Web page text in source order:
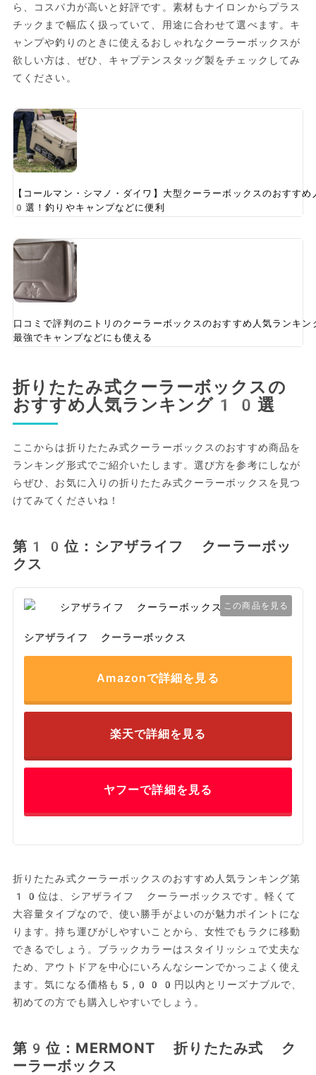
ら、コスパ力が高いと好評です。素材もナイロンからプラス
チックまで幅広く扱っていて、用途に合わせて選べます。キ
ャンプや釣りのときに使えるおしゃれなクーラーボックスが
欲しい方は、ぜひ、キャプテンスタッグ製をチェックしてみ
てください。
【コールマン・シマノ・ダイワ】大型クーラーボックスのおすす
0選！釣りやキャンプなどに便利
口コミで評判のニトリのクーラーボックスのおすすめ人気ラン
最強でキャンプなどにも使える
折りたたみ式クーラーボックスの
おすすめ人気ランキング10選
ここからは折りたたみ式クーラーボックスのおすすめ商品を
ランキング形式でご紹介いたします。選び方を参考にしなが
らぜひ、お気に入りの折りたたみ式クーラーボックスを見つ
けてみてくださいね！
第10位：シアザライフ クーラーボッ
クス
この商品を見る
シアザライフ クーラーボックス
Amazonで詳細を見る
楽天で詳細を見る
ヤフーで詳細を見る
折りたたみ式クーラーボックスのおすすめ人気ランキング第
10位は、シアザライフ クーラーボックスです。軽くて
大容量タイプなので、使い勝手がよいのが魅力ポイントにな
ります。持ち運びがしやすいことから、女性でもラクに移動
できるでしょう。ブラックカラーはスタイリッシュで丈夫な
ため、アウトドアを中心にいろんなシーンでかっこよく使え
ます。気になる価格も5,000円以内とリーズナブルで、
初めての方でも購入しやすいでしょう。
第9位：MERMONT 折りたたみ式 ク
ーラーボックス